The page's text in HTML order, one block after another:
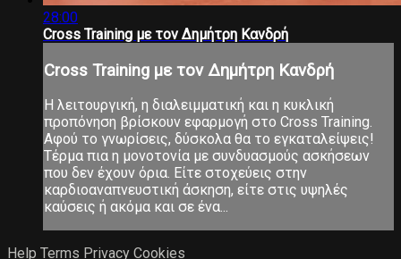
28:00
Cross Training με τον Δημήτρη Κανδρή
Cross Training με τον Δημήτρη Κανδρή
Η λειτουργική, η διαλειμματική και η κυκλική
προπόνηση βρίσκουν εφαρμογή στο Cross Training.
Αφού το γνωρίσεις, δύσκολα θα το εγκαταλείψεις!
Τέρμα πια η μονοτονία με συνδυασμούς ασκήσεων
που δεν έχουν όρια. Είτε στοχεύεις στην
καρδιοαναπνευστική άσκηση, είτε στις υψηλές
καύσεις ή ακόμα και σε ένα...
Help Terms Privacy Cookies